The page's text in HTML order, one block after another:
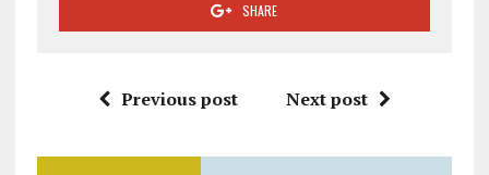
SHARE
Previous post Next post